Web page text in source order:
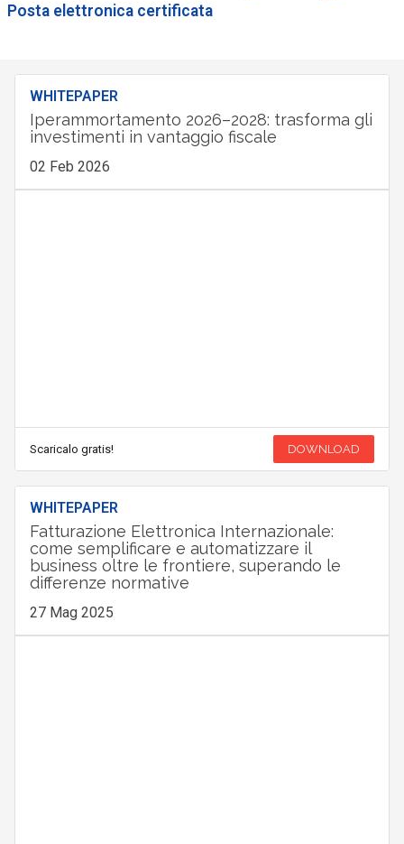
Posta elettronica certificata
WHITEPAPER
Iperammortamento 2026–2028: trasforma gli
investimenti in vantaggio fiscale
02 Feb 2026
Scaricalo gratis! DOWNLOAD
WHITEPAPER
Fatturazione Elettronica Internazionale:
come semplificare e automatizzare il
business oltre le frontiere, superando le
differenze normative
27 Mag 2025